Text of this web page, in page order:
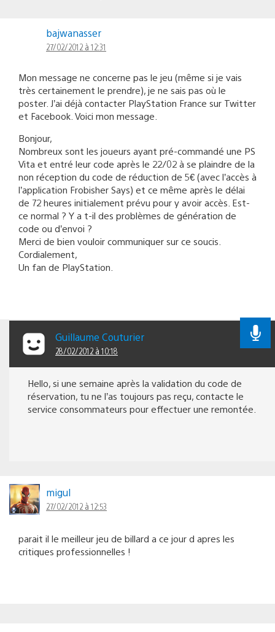
bajwanasser
27/02/2012 à 12:31
Mon message ne concerne pas le jeu (même si je vais
très certainement le prendre), je ne sais pas où le
poster. J’ai déjà contacter PlayStation France sur Twitter
et Facebook. Voici mon message.
Bonjour,
Nombreux sont les joueurs ayant pré-commandé une PS
Vita et entré leur code après le 22/02 à se plaindre de la
non réception du code de réduction de 5€ (avec l’accès à
l’application Frobisher Says) et ce même après le délai
de 72 heures initialement prévu pour y avoir accès. Est-
ce normal ? Y a t-il des problèmes de génération de
code ou d’envoi ?
Merci de bien vouloir communiquer sur ce soucis.
Cordialement,
Un fan de PlayStation.
Guillaume Couturier
28/02/2012 à 10:18
Hello, si une semaine après la validation du code de
réservation, tu ne l’as toujours pas reçu, contacte le
service consommateurs pour effectuer une remontée.
migul
27/02/2012 à 12:53
parait il le meilleur jeu de billard a ce jour d apres les
critiques professionnelles !